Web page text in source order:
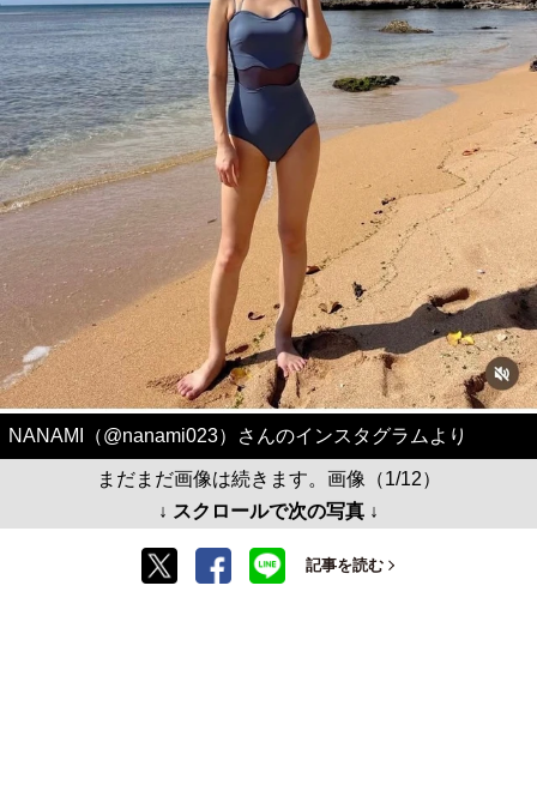
NANAMI（@nanami023）さんのインスタグラムより
まだまだ画像は続きます。画像（1/12）
↓ スクロールで次の写真 ↓
記事を読む